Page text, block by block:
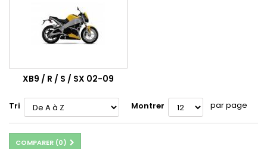
XB9 / R / S / SX 02-09
Tri Montrer par page
COMPARER (0)